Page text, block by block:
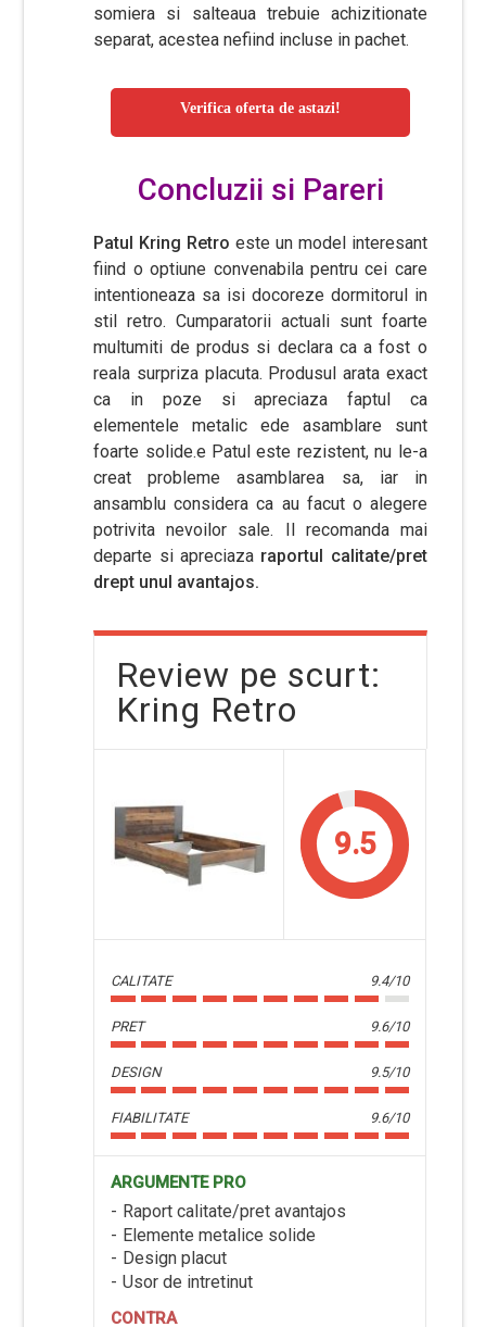
somiera si salteaua trebuie achizitionate
separat, acestea nefiind incluse in pachet.
Verifica oferta de astazi!
Concluzii si Pareri
Patul Kring Retro este un model interesant
fiind o optiune convenabila pentru cei care
intentioneaza sa isi docoreze dormitorul in
stil retro. Cumparatorii actuali sunt foarte
multumiti de produs si declara ca a fost o
reala surpriza placuta. Produsul arata exact
ca in poze si apreciaza faptul ca
elementele metalic ede asamblare sunt
foarte solide.e Patul este rezistent, nu le-a
creat probleme asamblarea sa, iar in
ansamblu considera ca au facut o alegere
potrivita nevoilor sale. Il recomanda mai
departe si apreciaza raportul calitate/pret
drept unul avantajos.
Review pe scurt:
Kring Retro
9.5
CALITATE 9.4/10
PRET 9.6/10
DESIGN 9.5/10
FIABILITATE 9.6/10
ARGUMENTE PRO
Raport calitate/pret avantajos
Elemente metalice solide
Design placut
Usor de intretinut
CONTRA